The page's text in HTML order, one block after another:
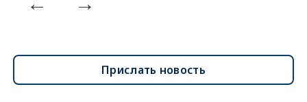
Прислать новость